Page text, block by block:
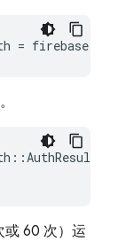
= firebase
。
::AuthResult
或 60 次）运